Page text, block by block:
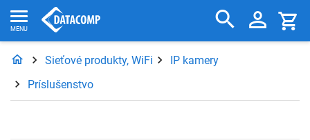
Sieťové produkty, WiFi
IP kamery
Príslušenstvo